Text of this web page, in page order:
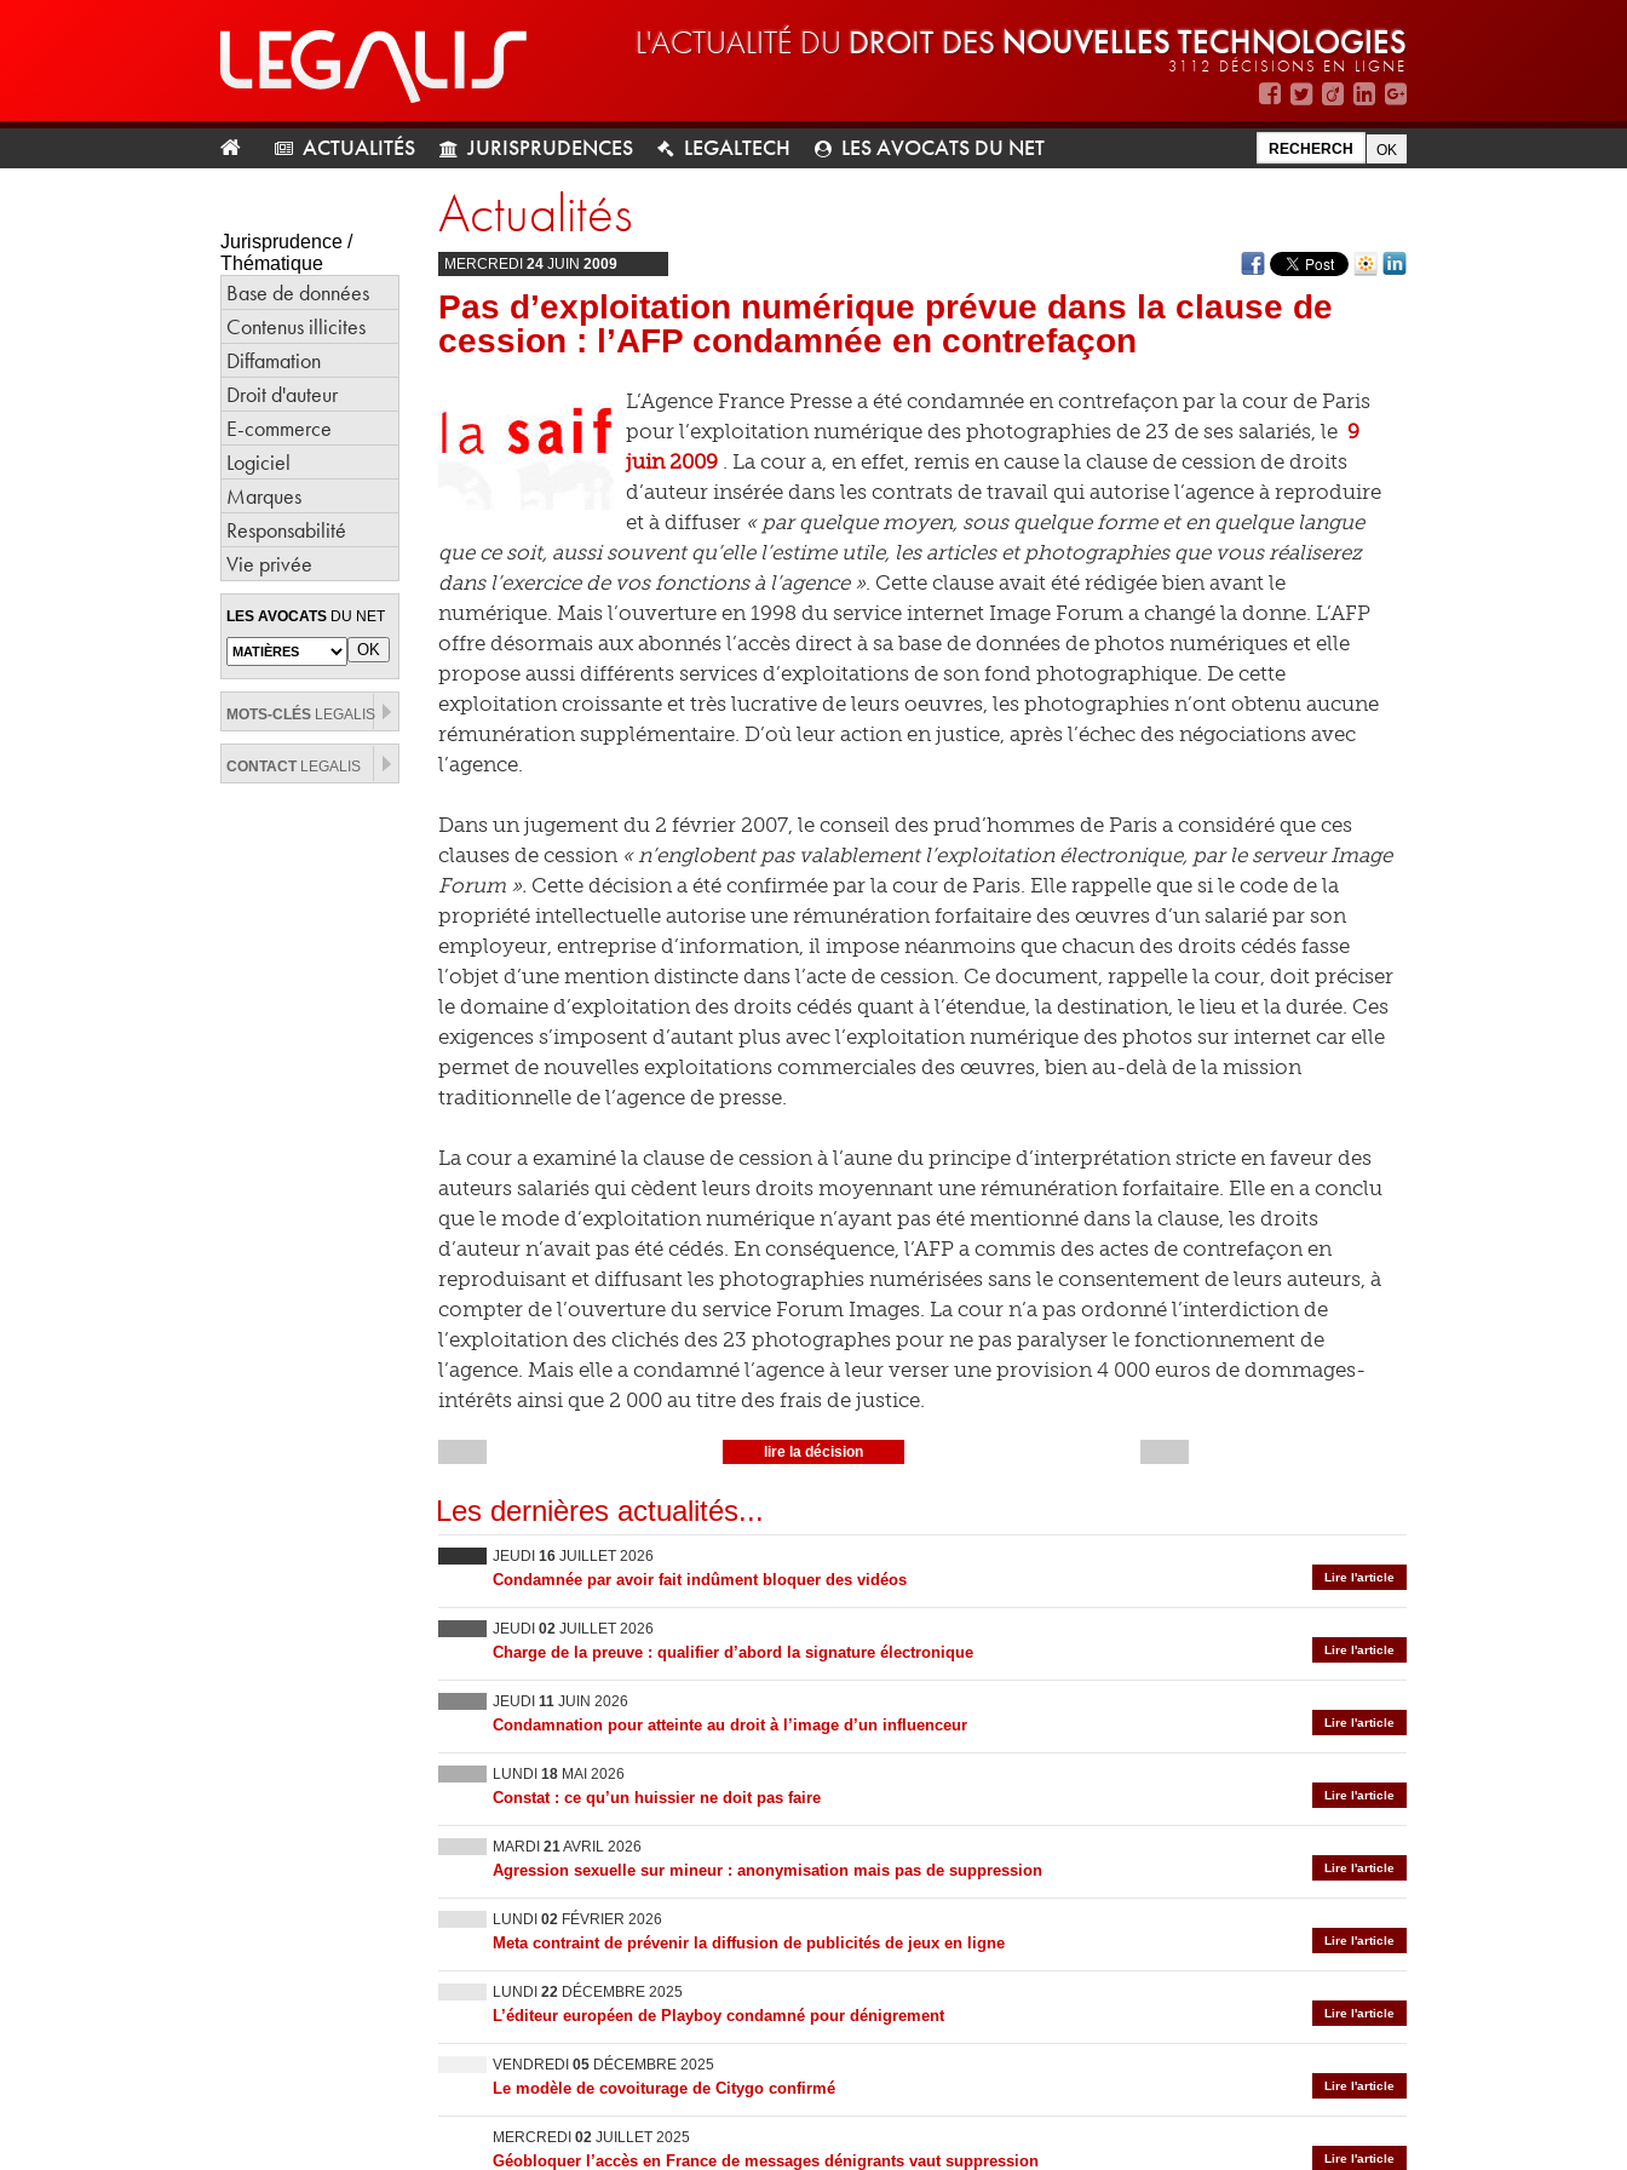
L'ACTUALITÉ DU DROIT DES NOUVELLES TECHNOLOGIES
3112 DÉCISIONS EN LIGNE
ACTUALITÉS JURISPRUDENCES LEGALTECH LES AVOCATS DU NET
Jurisprudence /
Thématique
Base de données
Contenus illicites
Diffamation
Droit d'auteur
E-commerce
Logiciel
Marques
Responsabilité
Vie privée
LES AVOCATS DU NET
MOTS-CLÉS LEGALIS
CONTACTLEGALIS
Actualités
MERCREDI 24 JUIN 2009
Pas d’exploitation numérique prévue dans la clause de
cession : l’AFP condamnée en contrefaçon
L’Agence France Presse a été condamnée en contrefaçon par la cour de Paris
pour l’exploitation numérique des photographies de 23 de ses salariés, le 9
juin 2009 . La cour a, en effet, remis en cause la clause de cession de droits
d’auteur insérée dans les contrats de travail qui autorise l’agence à reproduire
et à diffuser « par quelque moyen, sous quelque forme et en quelque langue
que ce soit, aussi souvent qu’elle l’estime utile, les articles et photographies que vous réaliserez
dans l’exercice de vos fonctions à l’agence ». Cette clause avait été rédigée bien avant le
numérique. Mais l’ouverture en 1998 du service internet Image Forum a changé la donne. L’AFP
offre désormais aux abonnés l’accès direct à sa base de données de photos numériques et elle
propose aussi différents services d’exploitations de son fond photographique. De cette
exploitation croissante et très lucrative de leurs oeuvres, les photographies n’ont obtenu aucune
rémunération supplémentaire. D’où leur action en justice, après l’échec des négociations avec
l’agence.
Dans un jugement du 2 février 2007, le conseil des prud’hommes de Paris a considéré que ces
clauses de cession « n’englobent pas valablement l’exploitation électronique, par le serveur Image
Forum ». Cette décision a été confirmée par la cour de Paris. Elle rappelle que si le code de la
propriété intellectuelle autorise une rémunération forfaitaire des œuvres d’un salarié par son
employeur, entreprise d’information, il impose néanmoins que chacun des droits cédés fasse
l’objet d’une mention distincte dans l’acte de cession. Ce document, rappelle la cour, doit préciser
le domaine d’exploitation des droits cédés quant à l’étendue, la destination, le lieu et la durée. Ces
exigences s’imposent d’autant plus avec l’exploitation numérique des photos sur internet car elle
permet de nouvelles exploitations commerciales des œuvres, bien au-delà de la mission
traditionnelle de l’agence de presse.
La cour a examiné la clause de cession à l’aune du principe d’interprétation stricte en faveur des
auteurs salariés qui cèdent leurs droits moyennant une rémunération forfaitaire. Elle en a conclu
que le mode d’exploitation numérique n’ayant pas été mentionné dans la clause, les droits
d’auteur n’avait pas été cédés. En conséquence, l’AFP a commis des actes de contrefaçon en
reproduisant et diffusant les photographies numérisées sans le consentement de leurs auteurs, à
compter de l’ouverture du service Forum Images. La cour n’a pas ordonné l’interdiction de
l’exploitation des clichés des 23 photographes pour ne pas paralyser le fonctionnement de
l’agence. Mais elle a condamné l’agence à leur verser une provision 4 000 euros de dommages-
intérêts ainsi que 2 000 au titre des frais de justice.
lire la décision
Les dernières actualités...
JEUDI 16 JUILLET 2026
Lire l'article
Condamnée par avoir fait indûment bloquer des vidéos
JEUDI 02 JUILLET 2026
Lire l'article
Charge de la preuve : qualifier d’abord la signature électronique
JEUDI 11 JUIN 2026
Lire l'article
Condamnation pour atteinte au droit à l’image d’un influenceur
LUNDI 18 MAI 2026
Lire l'article
Constat : ce qu’un huissier ne doit pas faire
MARDI 21AVRIL 2026
Lire l'article
Agression sexuelle sur mineur : anonymisation mais pas de suppression
LUNDI 02 FÉVRIER 2026
Lire l'article
Meta contraint de prévenir la diffusion de publicités de jeux en ligne
LUNDI 22 DÉCEMBRE 2025
Lire l'article
L’éditeur européen de Playboy condamné pour dénigrement
VENDREDI 05 DÉCEMBRE 2025
Lire l'article
Le modèle de covoiturage de Citygo confirmé
MERCREDI 02 JUILLET 2025
Lire l'article
Géobloquer l’accès en France de messages dénigrants vaut suppression